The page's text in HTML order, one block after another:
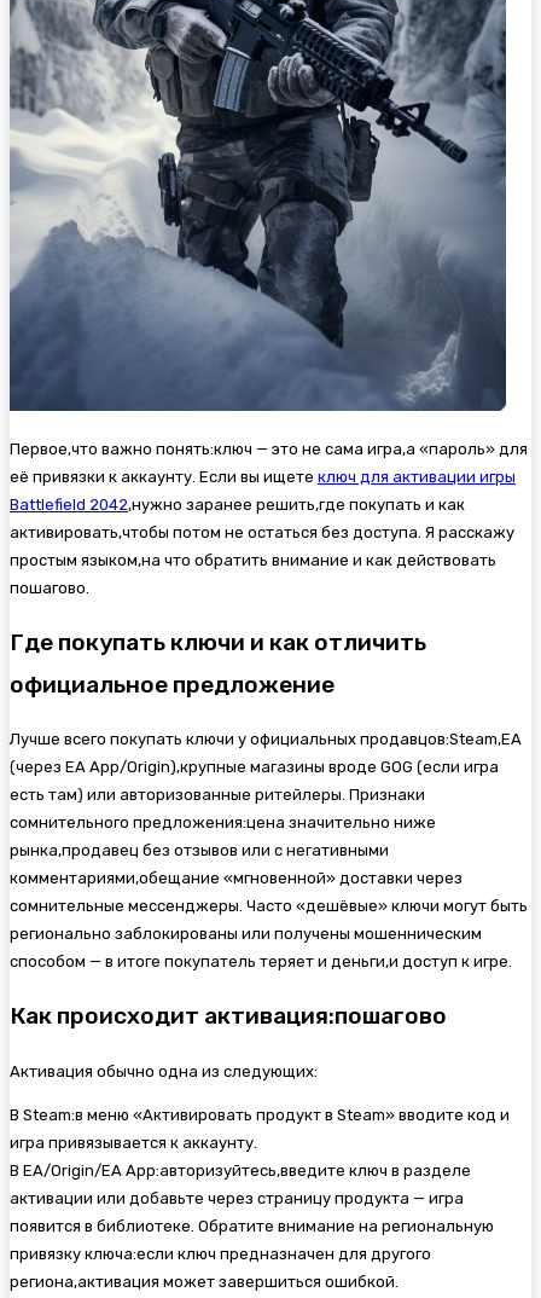
Первое,что важно понять:ключ — это не сама игра,а «пароль» для
её привязки к аккаунту. Если вы ищете ключ для активации игры
Battlefield 2042,нужно заранее решить,где покупать и как
активировать,чтобы потом не остаться без доступа. Я расскажу
простым языком,на что обратить внимание и как действовать
пошагово.
Где покупать ключи и как отличить
официальное предложение
Лучше всего покупать ключи у официальных продавцов:Steam,EA
(через EA App/Origin),крупные магазины вроде GOG (если игра
есть там) или авторизованные ритейлеры. Признаки
сомнительного предложения:цена значительно ниже
рынка,продавец без отзывов или с негативными
комментариями,обещание «мгновенной» доставки через
сомнительные мессенджеры. Часто «дешёвые» ключи могут быть
регионально заблокированы или получены мошенническим
способом — в итоге покупатель теряет и деньги,и доступ к игре.
Как происходит активация:пошагово
Активация обычно одна из следующих:
В Steam:в меню «Активировать продукт в Steam» вводите код и
игра привязывается к аккаунту.
В EA/Origin/EA App:авторизуйтесь,введите ключ в разделе
активации или добавьте через страницу продукта — игра
появится в библиотеке. Обратите внимание на региональную
привязку ключа:если ключ предназначен для другого
региона,активация может завершиться ошибкой.